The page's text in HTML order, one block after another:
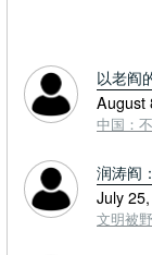
以老阎
August
中国：
润涛阎
July
文明被